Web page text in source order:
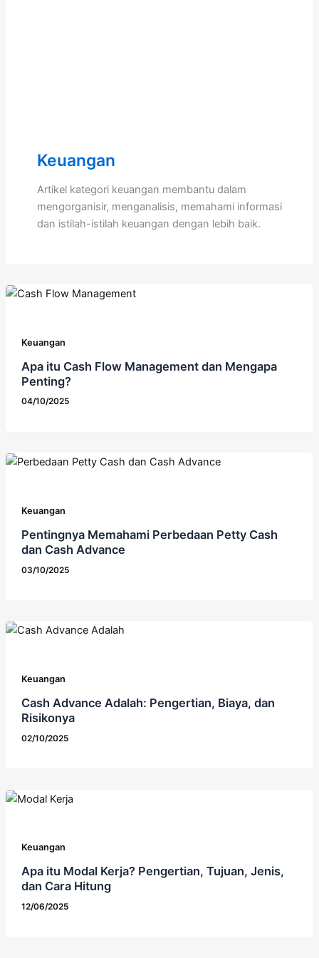
Keuangan
Artikel kategori keuangan membantu dalam
mengorganisir, menganalisis, memahami informasi
dan istilah-istilah keuangan dengan lebih baik.
Keuangan
Apa itu Cash Flow Management dan Mengapa
Penting?
04/10/2025
Keuangan
Pentingnya Memahami Perbedaan Petty Cash
dan Cash Advance
03/10/2025
Keuangan
Cash Advance Adalah: Pengertian, Biaya, dan
Risikonya
02/10/2025
Keuangan
Apa itu Modal Kerja? Pengertian, Tujuan, Jenis,
dan Cara Hitung
12/06/2025